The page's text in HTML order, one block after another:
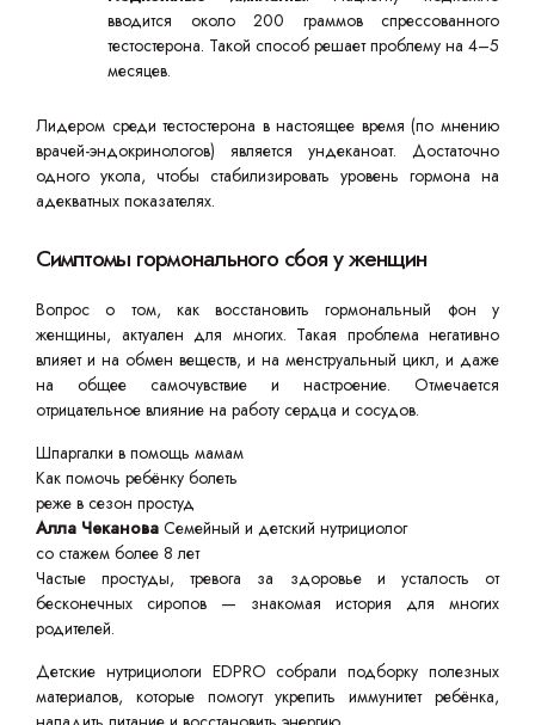
вводится около 200 граммов спрессованного
тестостерона. Такой способ решает проблему на 4–5
месяцев.
Лидером среди тестостерона в настоящее время (по мнению
врачей-эндокринологов) является ундеканоат. Достаточно
одного укола, чтобы стабилизировать уровень гормона на
адекватных показателях.
Симптомы гормонального сбоя у женщин
Вопрос о том, как восстановить гормональный фон у
женщины, актуален для многих. Такая проблема негативно
влияет и на обмен веществ, и на менструальный цикл, и даже
на общее самочувствие и настроение. Отмечается
отрицательное влияние на работу сердца и сосудов.
Шпаргалки в помощь мамам
Как помочь ребёнку болеть
реже в сезон простуд
Алла Чеканова Семейный и детский нутрициолог
со стажем более 8 лет
Частые простуды, тревога за здоровье и усталость от
бесконечных сиропов — знакомая история для многих
родителей.
Детские нутрициологи EDPRO собрали подборку полезных
материалов, которые помогут укрепить иммунитет ребёнка,